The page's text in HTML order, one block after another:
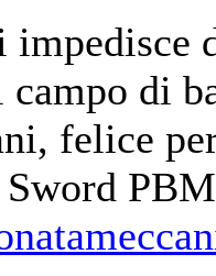
di
felice
PBM